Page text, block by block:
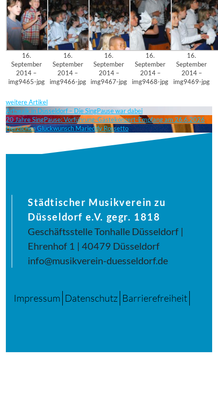
16.
September
2014 –
img9465-jpg
16.
September
2014 –
img9466-jpg
16.
September
2014 –
img9467-jpg
16.
September
2014 –
img9468-jpg
16.
September
2014 –
img9469-jpg
weitere Artikel
Art:walk in Düsseldorf – Die SingPause war dabei
20 Jahre SingPause: Vorführung-Gästekonzert-Empfang am 26.6.2026
Herzlichen Glückwunsch Marieddy Rossetto
Städtischer Musikverein zu
Düsseldorf e.V. gegr. 1818
Geschäftsstelle Tonhalle Düsseldorf |
Ehrenhof 1 | 40479 Düsseldorf
info@musikverein-duesseldorf.de
Impressum Datenschutz Barrierefreiheit